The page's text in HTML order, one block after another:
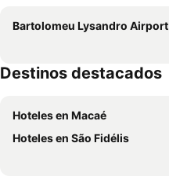
Bartolomeu Lysandro Airport
Destinos destacados
Hoteles en Macaé
Hoteles en São Fidélis